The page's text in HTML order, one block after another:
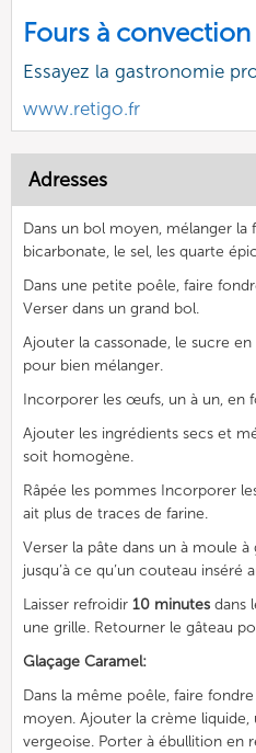
Fours à
Essayez la gastronomie
www.retigo.fr
Adresses
Dans un bol moyen, mélanger la
bicarbonate, le sel, les quarte
Dans une petite poêle, faire
Verser dans un grand bol.
Ajouter la cassonade, le sucre
pour bien mélanger.
Incorporer les œufs, un à un, en
Ajouter les ingrédients secs et
soit homogène.
Râpée les pommes Incorporer
ait plus de traces de farine.
Verser la pâte dans un à moule
jusqu’à ce qu’un couteau
Laisser refroidir 10 minutes dans
une grille. Retourner le gâteau
Glaçage Caramel:
Dans la même poêle, faire
moyen. Ajouter la crème liquide,
vergeoise. Porter à ébullition en